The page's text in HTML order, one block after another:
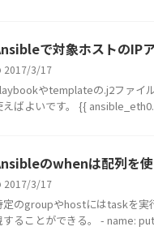
で対象ホストのIP
2017/3/17
やtemplateの.j2ファイ
えばよいです。 {{
のwhenは配列を
2017/3/17
定のgroupやhostにはtaskを実
することができる。 - name: